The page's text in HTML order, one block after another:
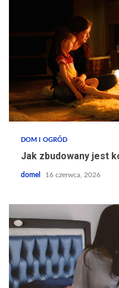
DOM I OGRÓD
Jak zbudowany jest
domel 16 czerwca, 2026